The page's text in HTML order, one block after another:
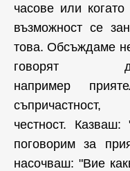
часове или когато
възможност се
това. Обсъждаме
говорят
например
честност.
поговорим за
насочваш: "Вие